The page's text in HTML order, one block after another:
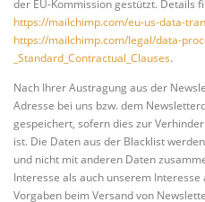
der EU-Kommission gestützt. Details
https://mailchimp.com/eu-us-data-
https://mailchimp.com/legal/data-
_Standard_Contractual_Clauses.
Nach Ihrer Austragung aus der
Adresse bei uns bzw. dem
gespeichert, sofern dies zur
ist. Die Daten aus der Blacklist
und nicht mit anderen Daten
Interesse als auch unserem
Vorgaben beim Versand von